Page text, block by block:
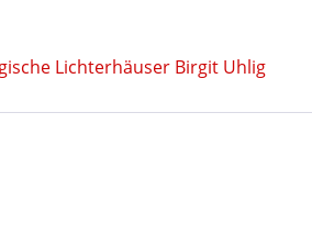
Lichterhäuser Birgit Uhlig